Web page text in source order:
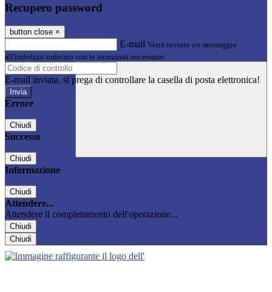
Recupero password
button close ×
E-mail Verrà inviato un messaggio
all'indirizzo indicato con le istruzioni necessarie.
E-mail inviata, si prega di controllare la casella di posta elettronica!
Errore
Chiudi
Successo
Chiudi
Informazione
Chiudi
Attendere...
Attendere il completamento dell'operazione...
Chiudi
Chiudi